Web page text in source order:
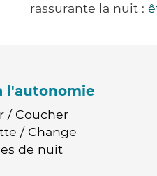
rassurante la nuit :
l'autonomie
/ Coucher
/ Change
de nuit